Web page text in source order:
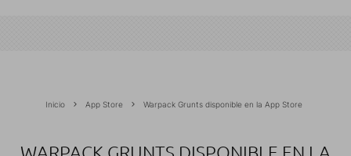
Inicio App Store Warpack Grunts disponible en la App Store